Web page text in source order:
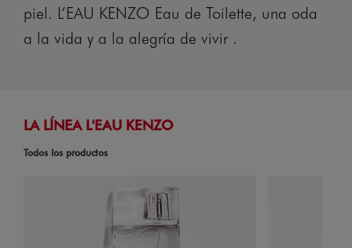
piel. L’EAU KENZO Eau de Toilette, una oda
a la vida y a la alegría de vivir .
LA LÍNEA L'EAU KENZO
Todos los productos